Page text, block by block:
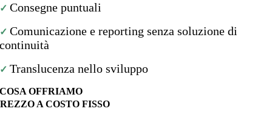
✓ Consegne puntuali
✓ Comunicazione e reporting senza soluzione di
continuità
✓ Translucenza nello sviluppo
COSA OFFRIAMO
A COSTO FISSO